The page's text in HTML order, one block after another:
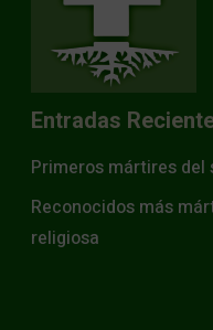
Entradas
Primeros mártires del
Reconocidos más
religiosa